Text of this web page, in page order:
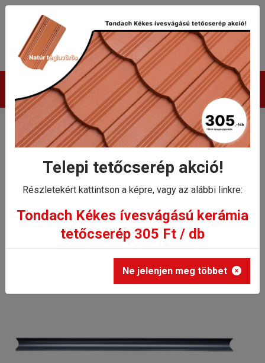
Termékek
Tondach Ereszcsatorna 333
Tondach Ereszcsatorna 333 4m
Telepi tetőcserép akció!
Részletekért kattintson a képre, vagy az alábbi linkre:
Tondach Kékes ívesvágású kerámia
tetőcserép 305 Ft / db
Ne jelenjen meg többet